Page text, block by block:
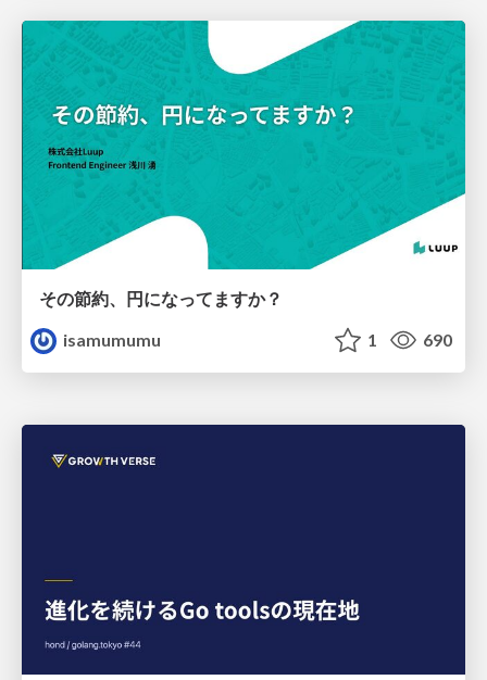
その節約、円になってますか？
isamumumu
1 690